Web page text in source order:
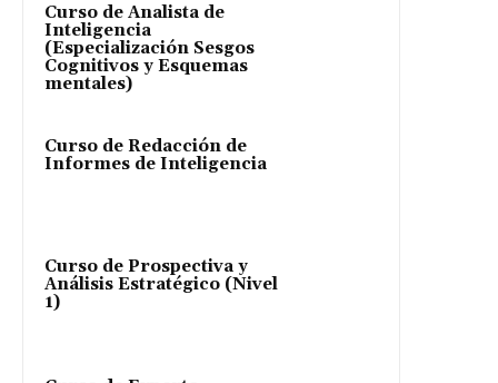
Curso de Analista de
Inteligencia
(Especialización Sesgos
Cognitivos y Esquemas
mentales)
Curso de Redacción de
Informes de Inteligencia
Curso de Prospectiva y
Análisis Estratégico (Nivel
1)